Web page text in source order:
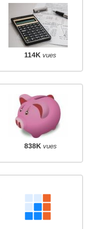
114K vues
838K vues